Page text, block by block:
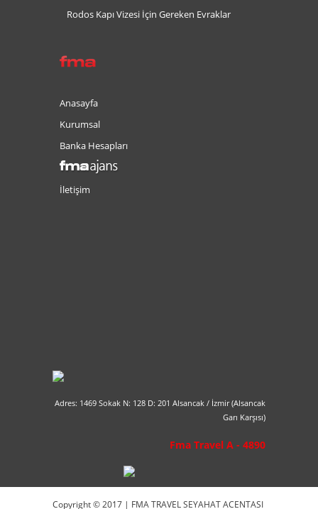
Rodos Kapı Vizesi İçin Gereken Evraklar
Anasayfa
Kurumsal
Banka Hesapları
İletişim
Adres: 1469 Sokak N: 128 D: 201 Alsancak / İzmir (Alsancak
Garı Karşısı)
Fma Travel A - 4890
Copyright © 2017 | FMA TRAVEL SEYAHAT ACENTASI